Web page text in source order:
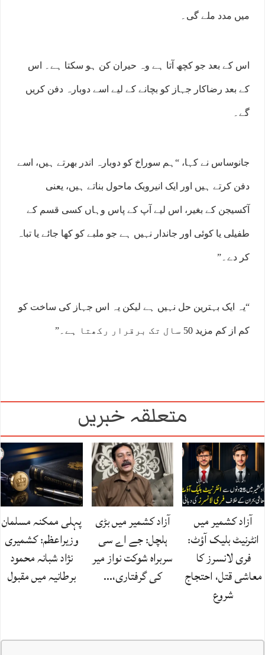
میں مدد ملے گی۔
اس کے بعد جو کچھ آتا ہے وہ حیران کن ہو سکتا ہے۔ اس
کے بعد رضاکار جہاز کو بچانے کے لیے اسے دوبارہ دفن کریں
گے۔
جانوساس نے کہا، “ہم سوراخ کو دوبارہ اندر بھرتے ہیں، اسے
دفن کرتے ہیں اور ایک انیروبک ماحول بناتے ہیں، یعنی
آکسیجن کے بغیر، اس لیے آپ کے پاس وہاں کسی قسم کے
طفیلی یا کوئی اور جاندار نہیں ہے جو ملبے کو کھا جائے یا تباہ
کر دے۔”
“یہ ایک بہترین حل نہیں ہے لیکن یہ اس جہاز کی ساخت کو
کم از کم مزید 50 سال تک برقرار رکھتا ہے۔”
متعلقہ خبریں
آزاد کشمیر میں
انٹرنیٹ بلیک آؤٹ:
فری لانسرز کا
معاشی قتل، احتجاج
شروع
آزاد کشمیر میں بڑی
ہلچل: جے اے سی
سربراہ شوکت نواز میر
کی گرفتاری،…
پہلی ممکنہ مسلمان
وزیراعظم: کشمیری
نژاد شبانہ محمود
برطانیہ میں مقبول